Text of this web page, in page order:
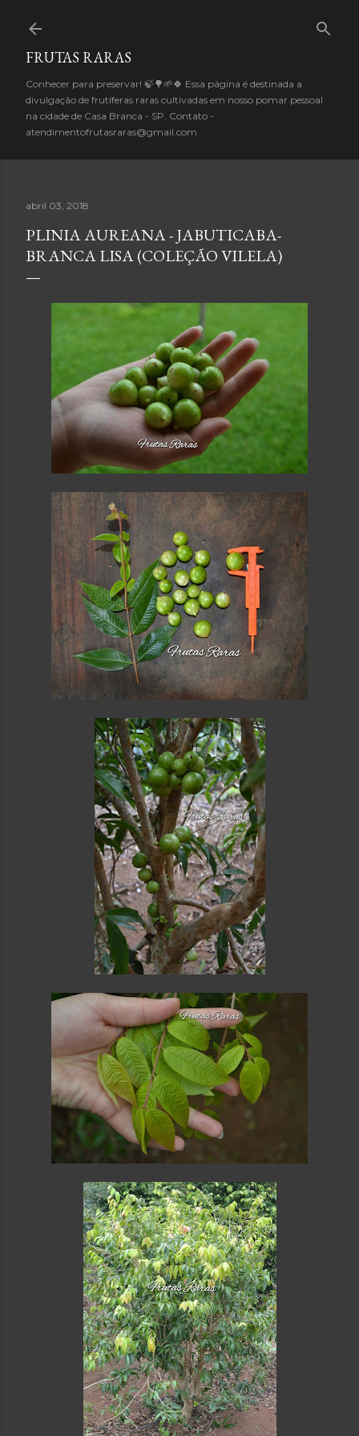
FRUTAS RARAS
Conhecer para preservar! 🍃🌳🌱🍀 Essa página é destinada a
divulgação de frutíferas raras cultivadas em nosso pomar pessoal
na cidade de Casa Branca - SP. Contato -
atendimentofrutasraras@gmail.com
abril 03, 2018
PLINIA AUREANA - JABUTICABA-
BRANCA LISA (COLEÇÃO VILELA)